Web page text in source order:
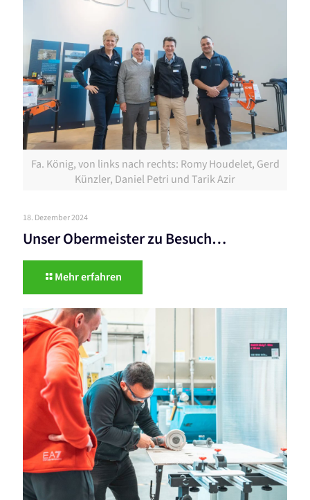
Fa. König, von links nach rechts: Romy Houdelet, Gerd
Künzler, Daniel Petri und Tarik Azir
18. Dezember 2024
Unser Obermeister zu Besuch…
Mehr erfahren